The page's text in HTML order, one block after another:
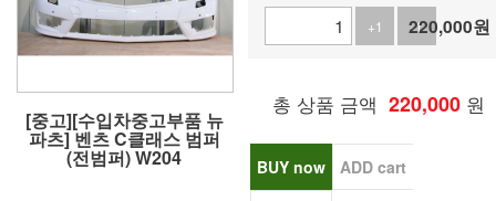
[중고][수입차중고부품 뉴
파츠] 벤츠 C클래스 범퍼
(전범퍼) W204
+1
-1
220,000원
총 상품 금액 220,000 원
BUY now ADD cart